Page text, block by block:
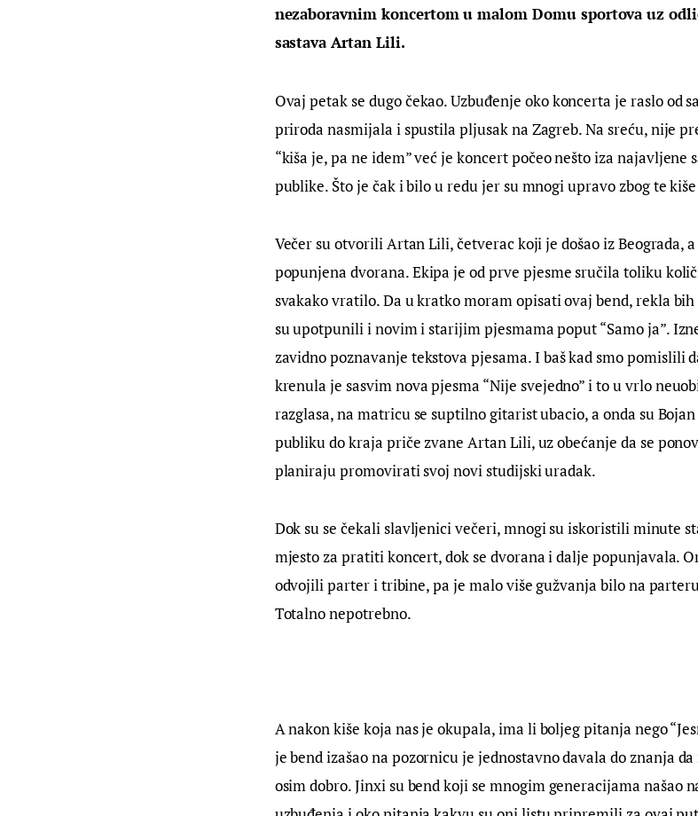
nezaboravnim koncertom u malom Domu sportova uz
sastava Artan Lili.
Ovaj petak se dugo čekao. Uzbuđenje oko koncerta je raslo od
priroda nasmijala i spustila pljusak na Zagreb. Na sreću, nije
“kiša je, pa ne idem” već je koncert počeo nešto iza
publike. Što je čak i bilo u redu jer su mnogi upravo zbog te
Večer su otvorili Artan Lili, četverac koji je došao iz Beograda,
popunjena dvorana. Ekipa je od prve pjesme sručila toliku
svakako vratilo. Da u kratko moram opisati ovaj bend, rekla bih
su upotpunili i novim i starijim pjesmama poput “Samo ja”.
zavidno poznavanje tekstova pjesama. I baš kad smo pomislili
krenula je sasvim nova pjesma “Nije svejedno” i to u vrlo
razglasa, na matricu se suptilno gitarist ubacio, a onda su
publiku do kraja priče zvane Artan Lili, uz obećanje da se
planiraju promovirati svoj novi studijski uradak.
Dok su se čekali slavljenici večeri, mnogi su iskoristili minute
mjesto za pratiti koncert, dok se dvorana i dalje popunjavala.
odvojili parter i tribine, pa je malo više gužvanja bilo na
Totalno nepotrebno.
A nakon kiše koja nas je okupala, ima li boljeg pitanja nego
je bend izašao na pozornicu je jednostavno davala do znanja
osim dobro. Jinxi su bend koji se mnogim generacijama našao